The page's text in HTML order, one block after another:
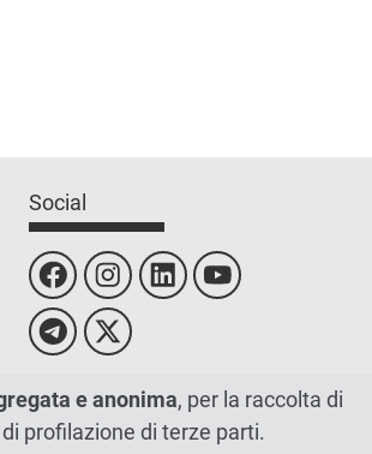
Social
e anonima, per la raccolta di
profilazione di terze parti.